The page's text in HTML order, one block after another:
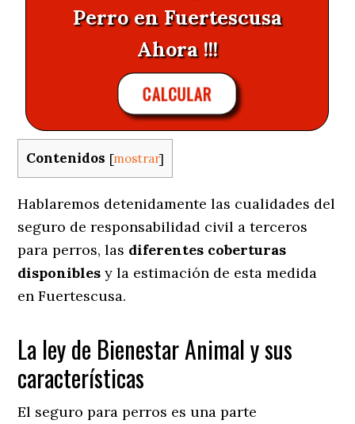
Perro en Fuertescusa
Ahora !!!
CALCULAR
Contenidos [mostrar]
Hablaremos detenidamente las cualidades del
seguro de responsabilidad civil a terceros
para perros, las diferentes coberturas
disponibles y la estimación de esta medida
en Fuertescusa.
La ley de Bienestar Animal y sus
características
El seguro para perros es una parte